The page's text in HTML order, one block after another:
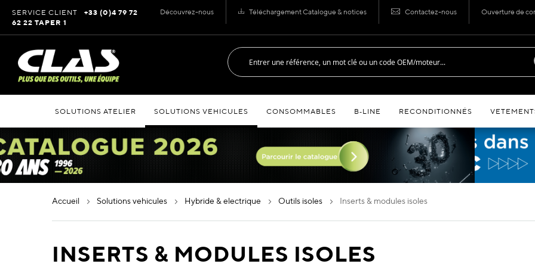
Découvrez-nous Téléchargement Catalogue & notices Contactez-nous Ouverture de
au
contenu
SERVICE CLIENT
+33 (0)4 79 72
62 22 TAPER 1
SOLUTIONS ATELIER SOLUTIONS VEHICULES CONSOMMABLES B‑LINE RECONDITIONNÉS
accueil solutions vehicules hybride & electrique outils isoles inserts & modules isoles
INSERTS & MODULES ISOLES